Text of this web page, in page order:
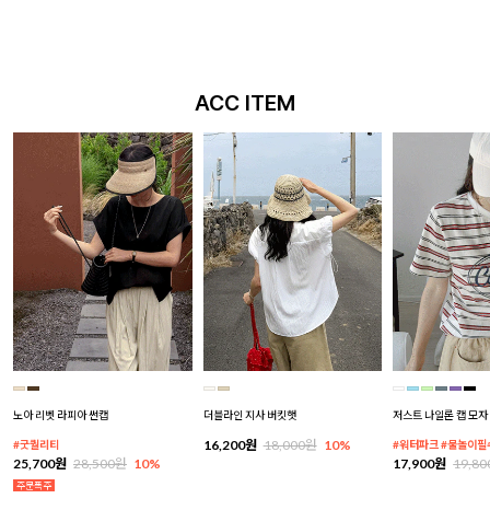
ACC ITEM
노아 리벳 라피아 썬캡
#굿퀄리티
25,700원 28,500원 10%
더블라인 지사 버킷햇
16,200원 18,000원 10%
저스트 나일론 캡 모자
#워터파크 #물놀이필
17,900원